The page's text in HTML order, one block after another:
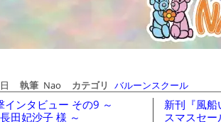
執筆 Nao カテゴリ バルーンスクール
インタビュー その9 ～
田妃沙子 様 ～
新刊『風
スマスセ